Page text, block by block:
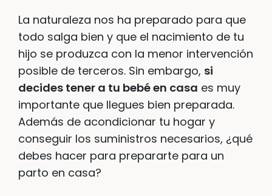
La naturaleza nos ha preparado para que
todo salga bien y que el nacimiento de tu
hijo se produzca con la menor intervención
posible de terceros. Sin embargo, si
decides tener a tu bebé en casa es muy
importante que llegues bien preparada.
Además de acondicionar tu hogar y
conseguir los suministros necesarios, ¿qué
debes hacer para prepararte para un
parto en casa?